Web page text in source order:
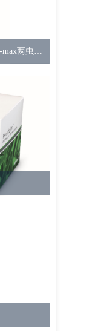
隐孢子虫和贾第鞭毛虫检测系统 Filta-max两虫检测系统